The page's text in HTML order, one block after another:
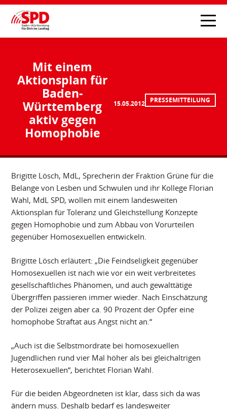
Mit einem
Aktionsplan für
Baden-
Württemberg
aktiv gegen
Homophobie
15.05.2012 PRESSEMITTEILUNG
Brigitte Lösch, MdL, Sprecherin der Fraktion Grüne für die
Belange von Lesben und Schwulen und ihr Kollege Florian
Wahl, MdL SPD, wollen mit einem landesweiten
Aktionsplan für Toleranz und Gleichstellung Konzepte
gegen Homophobie und zum Abbau von Vorurteilen
gegenüber Homosexuellen entwickeln.
Brigitte Lösch erläutert: „Die Feindseligkeit gegenüber
Homosexuellen ist nach wie vor ein weit verbreitetes
gesellschaftliches Phänomen, und auch gewalttätige
Übergriffen passieren immer wieder. Nach Einschätzung
der Polizei zeigen aber ca. 90 Prozent der Opfer eine
homophobe Straftat aus Angst nicht an.“
„Auch ist die Selbstmordrate bei homosexuellen
Jugendlichen rund vier Mal höher als bei gleichaltrigen
Heterosexuellen“, berichtet Florian Wahl.
Für die beiden Abgeordneten ist klar, dass sich da was
ändern muss. Deshalb bedarf es landesweiter